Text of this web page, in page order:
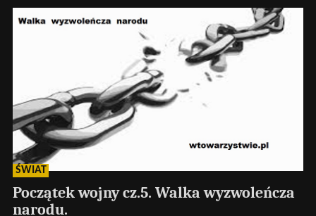
ŚWIAT
Początek wojny cz.5. Walka wyzwoleńcza
narodu.